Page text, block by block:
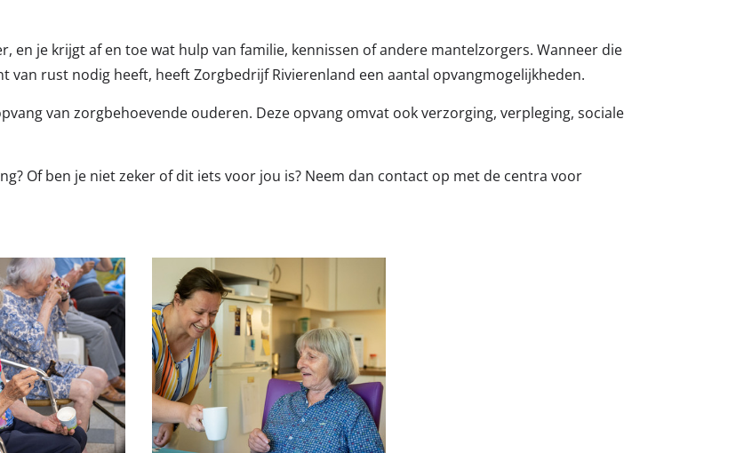
en je krijgt af en toe wat hulp van familie, kennissen of andere mantelzorgers. Wanneer die
van rust nodig heeft, heeft Zorgbedrijf Rivierenland een aantal opvangmogelijkheden.
van zorgbehoevende ouderen. Deze opvang omvat ook verzorging, verpleging, sociale
Of ben je niet zeker of dit iets voor jou is? Neem dan contact op met de centra voor